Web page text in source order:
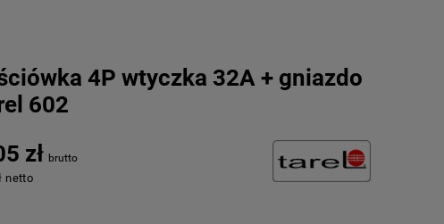
4P wtyczka 32A + gniazdo
602
zł
netto